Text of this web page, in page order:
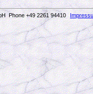
Phone +49 2261 94410